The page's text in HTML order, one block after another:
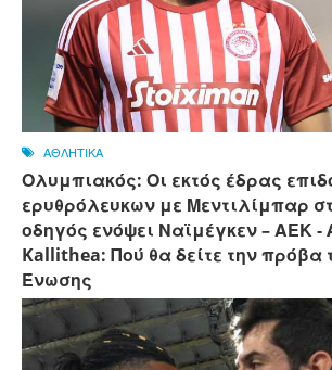
ΑΘΛΗΤΙΚΑ
Ολυμπιακός: Οι εκτός έδρας
ερυθρόλευκων με Μεντιλίμπαρ
οδηγός ενόψει Ναϊμέγκεν – ΑΕΚ -
Kallithea: Πού θα δείτε την πρόβα
Ένωσης